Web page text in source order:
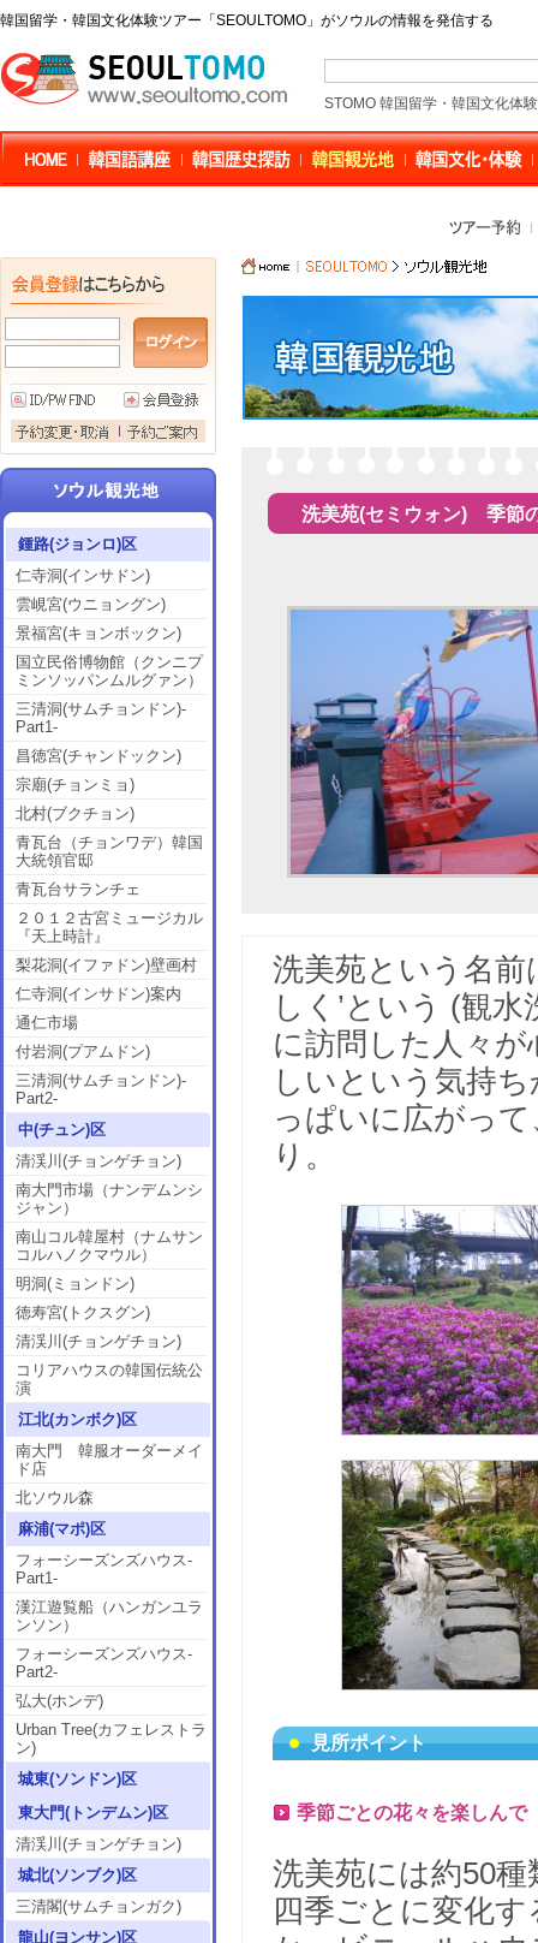
韓国留学・韓国文化体験ツアー「SEOULTOMO」がソウルの情報を発信する
STOMO 韓国留学・韓国文化体
鍾路(ジョンロ)区
仁寺洞(インサドン)
雲峴宮(ウニョングン)
景福宮(キョンボックン)
国立民俗博物館（クンニプ
ミンソッパンムルグァン）
三清洞(サムチョンドン)-
Part1-
昌徳宮(チャンドックン)
宗廟(チョンミョ)
北村(ブクチョン)
青瓦台（チョンワデ）韓国
大統領官邸
青瓦台サランチェ
２０１２古宮ミュージカル
『天上時計』
梨花洞(イファドン)壁画村
仁寺洞(インサドン)案内
通仁市場
付岩洞(プアムドン)
三清洞(サムチョンドン)-
Part2-
中(チュン)区
清渓川(チョンゲチョン)
南大門市場（ナンデムンシ
ジャン）
南山コル韓屋村（ナムサン
コルハノクマウル）
明洞(ミョンドン)
徳寿宮(トクスグン)
清渓川(チョンゲチョン)
コリアハウスの韓国伝統公
演
江北(カンボク)区
南大門 韓服オーダーメイ
ド店
北ソウル森
麻浦(マポ)区
フォーシーズンズハウス-
Part1-
漢江遊覧船（ハンガンユラ
ンソン）
フォーシーズンズハウス-
Part2-
弘大(ホンデ)
Urban Tree(カフェレストラ
ン)
城東(ソンドン)区
東大門(トンデムン)区
清渓川(チョンゲチョン)
城北(ソンブク)区
三清閣(サムチョンガク)
龍山(ヨンサン)区
洗美苑(セミウォン) 季節
洗美苑という名
しく’という (観
に訪問した人々
しいという気持
っぱいに広がっ
り。
見所ポイント
季節ごとの花々を楽しんで
洗美苑には約50
四季ごとに変化